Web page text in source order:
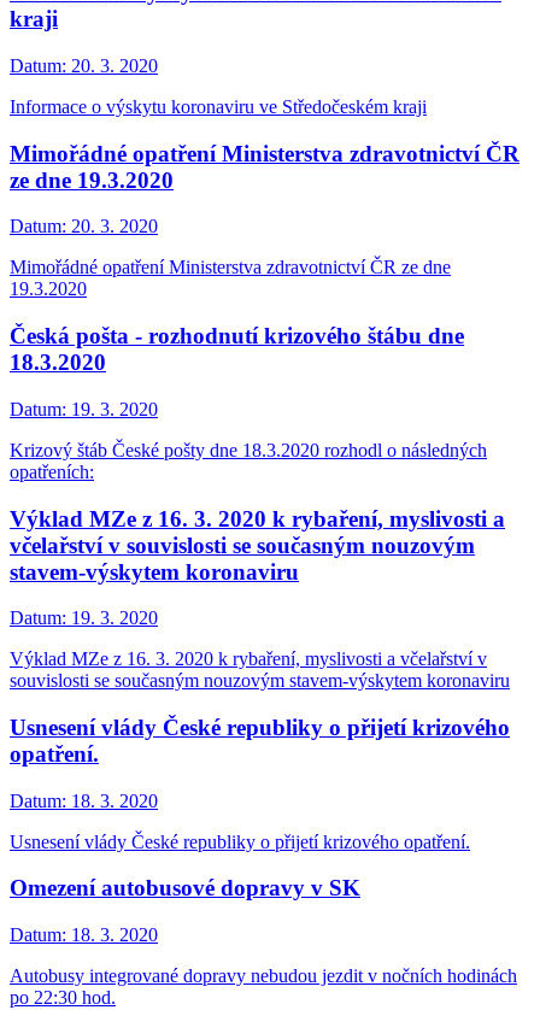
kraji
Datum: 20. 3. 2020
Informace o výskytu koronaviru ve Středočeském kraji
Mimořádné opatření Ministerstva zdravotnictví ČR
ze dne 19.3.2020
Datum: 20. 3. 2020
Mimořádné opatření Ministerstva zdravotnictví ČR ze dne
19.3.2020
Česká pošta - rozhodnutí krizového štábu dne
18.3.2020
Datum: 19. 3. 2020
Krizový štáb České pošty dne 18.3.2020 rozhodl o následných
opatřeních:
Výklad MZe z 16. 3. 2020 k rybaření, myslivosti a
včelařství v souvislosti se současným nouzovým
stavem-výskytem koronaviru
Datum: 19. 3. 2020
Výklad MZe z 16. 3. 2020 k rybaření, myslivosti a včelařství v
souvislosti se současným nouzovým stavem-výskytem koronaviru
Usnesení vlády České republiky o přijetí krizového
opatření.
Datum: 18. 3. 2020
Usnesení vlády České republiky o přijetí krizového opatření.
Omezení autobusové dopravy v SK
Datum: 18. 3. 2020
Autobusy integrované dopravy nebudou jezdit v nočních hodinách
po 22:30 hod.